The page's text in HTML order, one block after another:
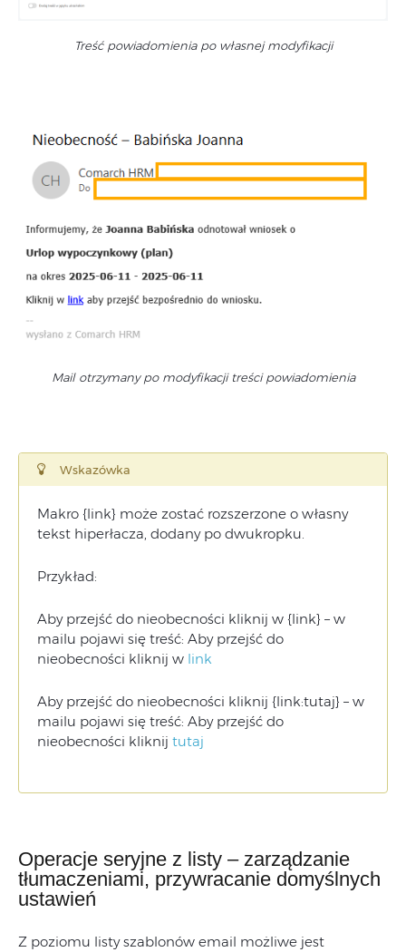
Treść powiadomienia po własnej modyfikacji
Mail otrzymany po modyfikacji treści powiadomienia
Wskazówka
Makro {link} może zostać rozszerzone o własny
tekst hiperłacza, dodany po dwukropku.
Przykład:
Aby przejść do nieobecności kliknij w {link} – w
mailu pojawi się treść: Aby przejść do
nieobecności kliknij w link
Aby przejść do nieobecności kliknij {link:tutaj} – w
mailu pojawi się treść: Aby przejść do
nieobecności kliknij tutaj
Operacje seryjne z listy – zarządzanie
tłumaczeniami, przywracanie domyślnych
ustawień
Z poziomu listy szablonów email możliwe jest